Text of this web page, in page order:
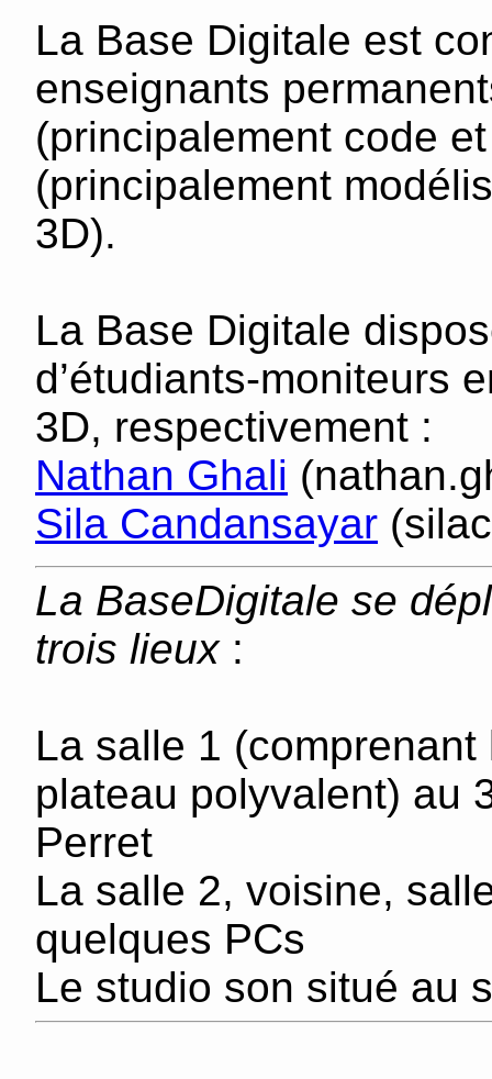
La Base Digitale est
enseignants
(principalement code
(principalement
3D).
La Base Digitale
d’étudiants-moniteurs
3D, respectivement :
Nathan Ghali
Sila Candansayar
La BaseDigitale se
trois lieux:
La salle 1
plateau polyvalent) au
Perret
La salle 2, voisine,
quelques PCs
Le studio son situé au